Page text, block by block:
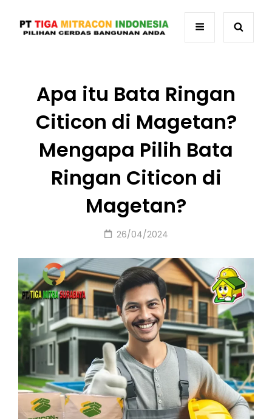
Apa itu Bata Ringan
Citicon di Magetan?
Mengapa Pilih Bata
Ringan Citicon di
Magetan?
Posted
26/04/2024